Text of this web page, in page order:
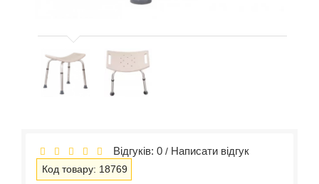
Відгуків: 0 / Написати відгук
Код товару: 18769